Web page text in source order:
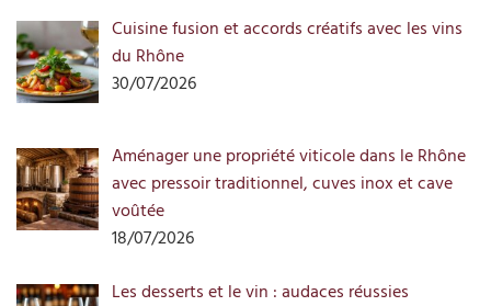
Cuisine fusion et accords créatifs avec les vins
du Rhône
30/07/2026
Aménager une propriété viticole dans le Rhône
avec pressoir traditionnel, cuves inox et cave
voûtée
18/07/2026
Les desserts et le vin : audaces réussies